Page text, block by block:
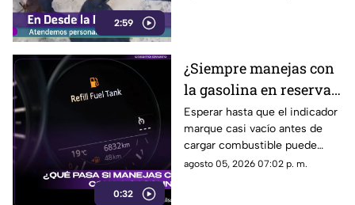
2:59
0:32
¿Siempre manejas con
la gasolina en reserva?
Esto podría pasarle a tu
auto
Esperar hasta que el indicador
marque casi vacío antes de
cargar combustible puede
convertirse en un mal hábito
agosto 05, 2026 07:02 p. m.